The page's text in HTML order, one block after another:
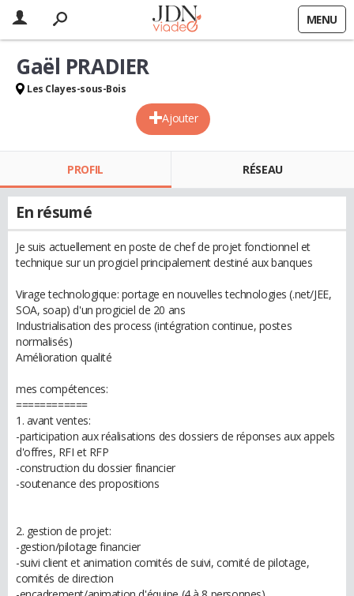
MENU
Ajouter
Gaël PRADIER
Les Clayes-sous-Bois
PROFIL RÉSEAU
En résumé
Je suis actuellement en poste de chef de projet fonctionnel et
technique sur un progiciel principalement destiné aux banques
Virage technologique: portage en nouvelles technologies (.net/JEE,
SOA, soap) d'un progiciel de 20 ans
Industrialisation des process (intégration continue, postes
normalisés)
Amélioration qualité
mes compétences:
============
1. avant ventes:
-participation aux réalisations des dossiers de réponses aux appels
d'offres, RFI et RFP
-construction du dossier financier
-soutenance des propositions
2. gestion de projet:
-gestion/pilotage financier
-suivi client et animation comités de suivi, comité de pilotage,
comités de direction